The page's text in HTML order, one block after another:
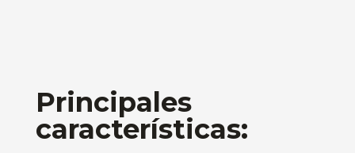
Principales
características: